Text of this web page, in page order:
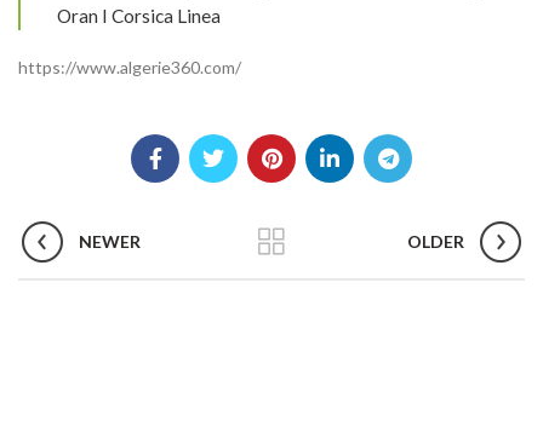
Oran I Corsica Linea
https://www.algerie360.com/
NEWER OLDER